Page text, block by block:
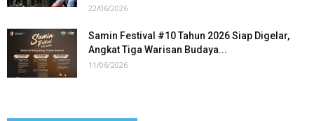
22/06/2026
Samin Festival #10 Tahun 2026 Siap Digelar,
Angkat Tiga Warisan Budaya...
11/06/2026